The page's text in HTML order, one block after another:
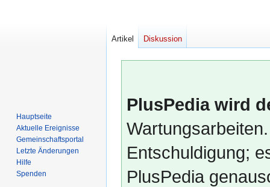
PlusPedia wird
Entschuldigung;
PlusPedia
Artikel Diskussion
Hauptseite
Aktuelle Ereignisse
Gemeinschafts­portal
Letzte Änderungen
Hilfe
Spenden